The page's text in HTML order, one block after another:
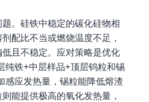
。硅铁中稳定的碳化硅物相
配比不当或燃烧温度不足，
且不稳定。应对策略是优化
纯铁+中层样品+顶层钨粒和锡
感应发热量，锡粒能降低熔渣
能提供极高的氧化发热量，